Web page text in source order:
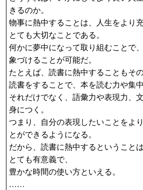
きるのか。
物事に熱中することは、人生をより
とても大切なことである。
何かに夢中になって取り組むことで
象づけることが可能だ。
たとえば、読書に熱中することもそ
読書をすることで、本を読む力や集
それだけでなく、語彙力や表現力、
身につく。
つまり、自分の表現したいことをよ
とができるようになる。
だから、読書に熱中するということ
とても有意義で、
豊かな時間の使い方といえる。
……